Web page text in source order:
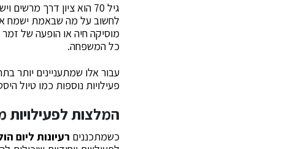
גיל 70 הוא ציון דרך מרשים ויש לו לחגוג באופן שמתאים לאופי האדם. כשמחפשים
לחשוב על מה שבאמת ישמח
מוסיקה חיה או הופעה של
כל המשפחה.
עבור אלו שמתעניינים יותר
פעילויות נוספות כמו טיול
המלצות לפעילויות
כשמתכננים רעיונות ליום